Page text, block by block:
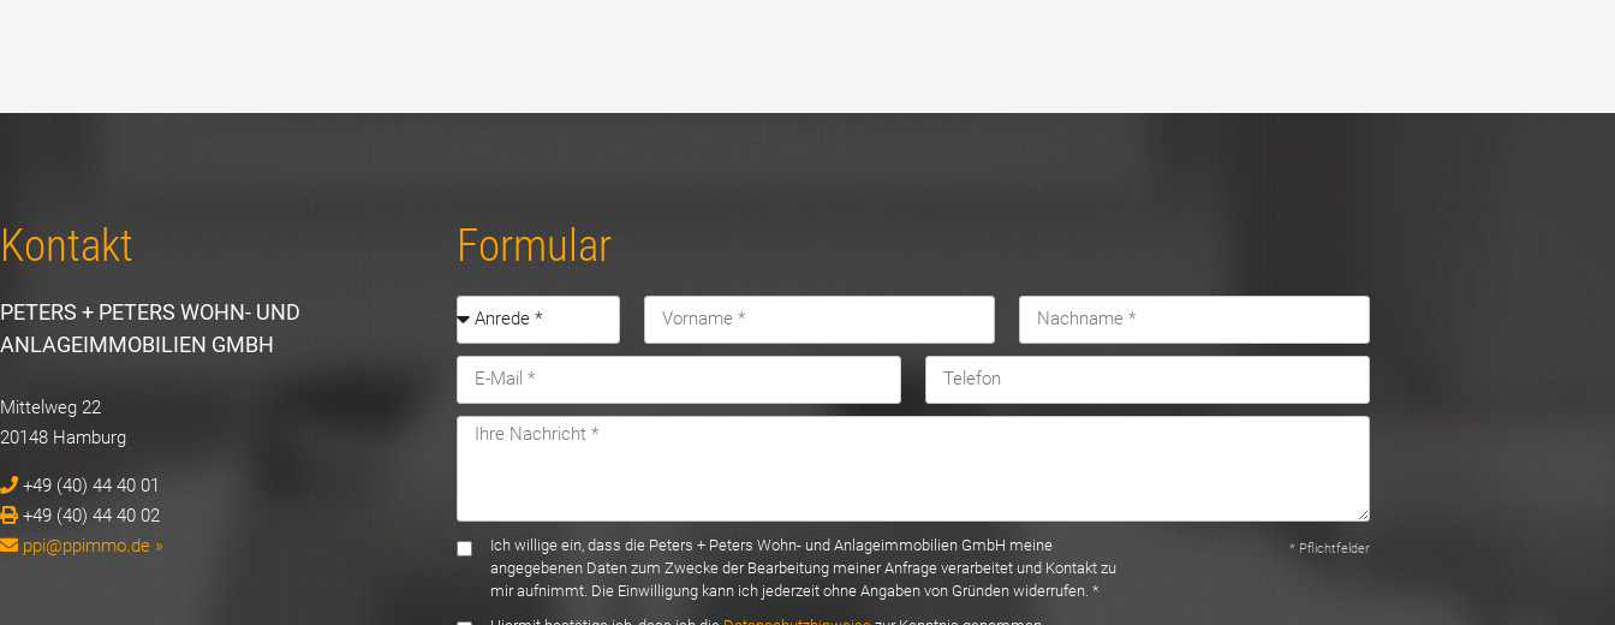
Kontakt
PETERS + PETERS WOHN- UND
ANLAGEIMMOBILIEN GMBH
Mittelweg 22
20148 Hamburg
+49 (40) 44 40 01
+49 (40) 44 40 02
ppi@ppimmo.de »
Formular
Ich willige ein, dass die Peters + Peters Wohn- und Anlageimmobilien GmbH meine
angegebenen Daten zum Zwecke der Bearbeitung meiner Anfrage verarbeitet und Kontakt zu
mir aufnimmt. Die Einwilligung kann ich jederzeit ohne Angaben von Gründen widerrufen. *
* Pflichtfelder